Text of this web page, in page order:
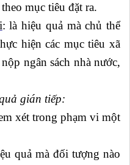
mục tiêu đặt ra.
: là hiệu quả mà chủ thể
hiện các mục tiêu xã
ngân sách nhà nước,
gián tiếp:
xét trong phạm vi một
quả mà đối tượng nào